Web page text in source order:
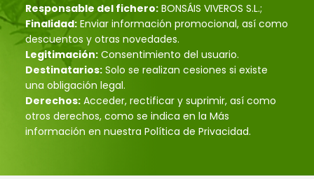
Responsable del fichero: BONSÁIS VIVEROS S.L.;
Finalidad: Enviar información promocional, así como
descuentos y otras novedades.
Legitimación: Consentimiento del usuario.
Destinatarios: Solo se realizan cesiones si existe
una obligación legal.
Derechos: Acceder, rectificar y suprimir, así como
otros derechos, como se indica en la Más
información en nuestra Política de Privacidad.